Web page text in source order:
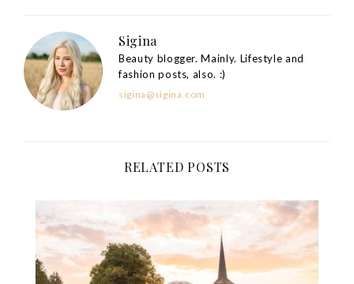
Sigina
Beauty blogger. Mainly. Lifestyle and
fashion posts, also. :)
sigina@sigina.com
RELATED POSTS